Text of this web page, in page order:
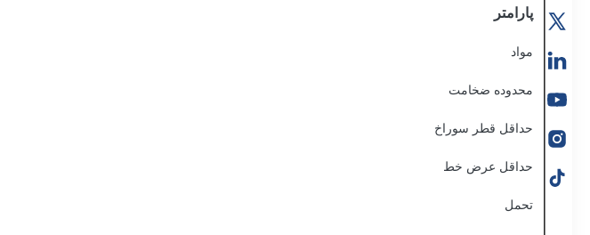
پارامتر
مواد
محدوده ضخامت
حداقل قطر سوراخ
حداقل عرض خط
تحمل